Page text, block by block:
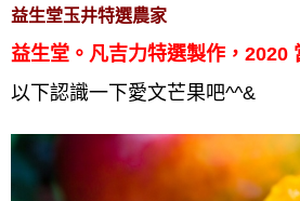
益生堂玉井特選農家
益生堂。凡吉力特選製作，2020
以下認識一下愛文芒果吧^^&